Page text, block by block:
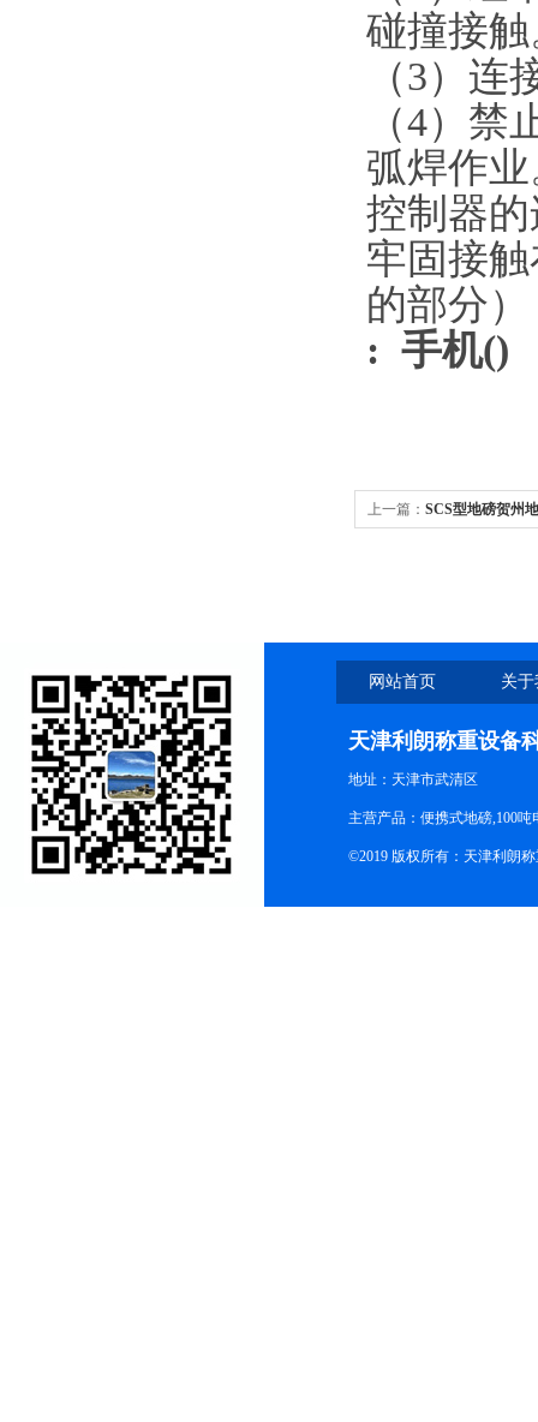
碰撞接
（3）连
（4）禁
弧焊作
控制器
牢固接
的部分）
: 手机
上一篇： SCS型地磅贺州
网站首页 关
天津利朗称重设备
地址：天津市武清区
主营产品：便携式地磅,100
©2019 版权所有：天津利朗